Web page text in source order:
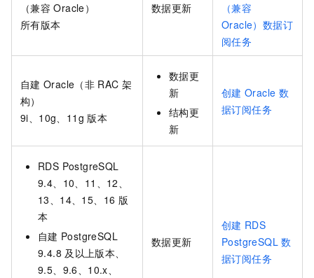
（兼容 Oracle）
所有版本
数据更新
（兼容
Oracle）数据订
阅任务
自建 Oracle（非 RAC 架
构）
9i、10g、11g 版本
数据更
新
结构更
新
创建 Oracle 数
据订阅任务
RDS PostgreSQL
9.4、10、11、12、
13、14、15、16 版
本
自建 PostgreSQL
9.4.8 及以上版本、
9.5、9.6、10.x、
数据更新
创建 RDS
PostgreSQL 数
据订阅任务